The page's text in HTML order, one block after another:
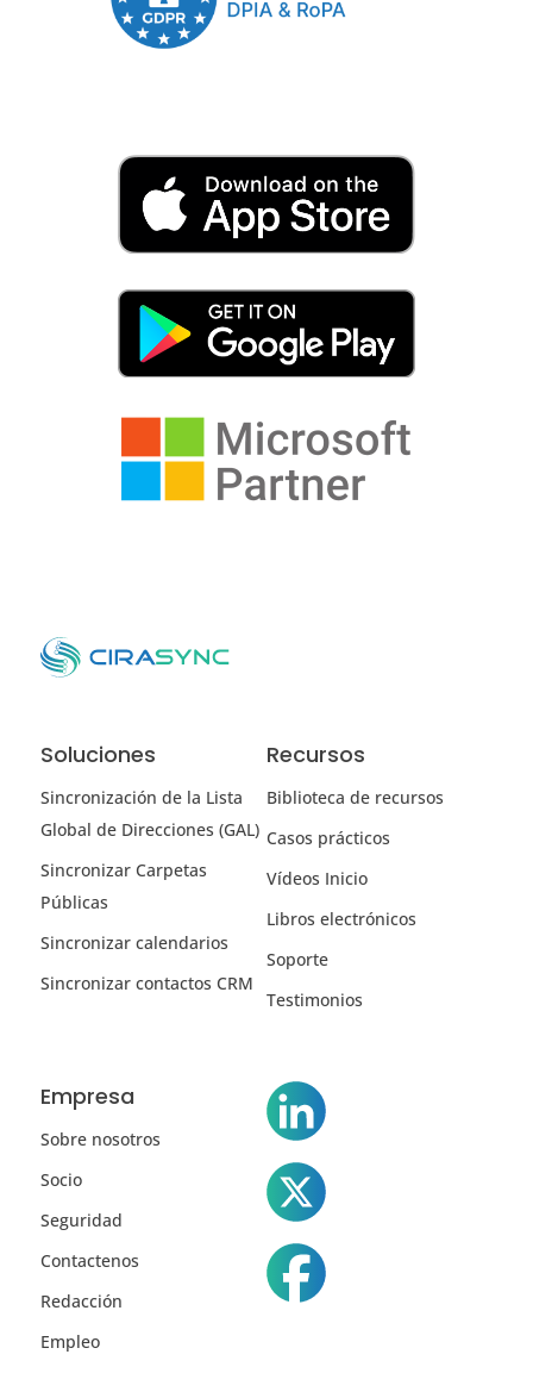
Soluciones
Sincronización de la Lista
Global de Direcciones (GAL)
Sincronizar Carpetas
Públicas
Sincronizar calendarios
Sincronizar contactos CRM
Recursos
Biblioteca de recursos
Casos prácticos
Vídeos Inicio
Libros electrónicos
Soporte
Testimonios
Empresa
Sobre nosotros
Socio
Seguridad
Contactenos
Redacción
Empleo